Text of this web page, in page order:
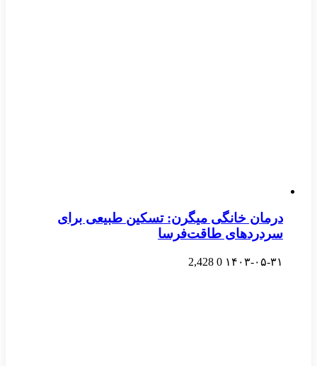
درمان خانگی میگرن: تسکین طبیعی برای
سردردهای طاقت‌فرسا
۱۴۰۳-۰۵-۳۱ 0
2,428